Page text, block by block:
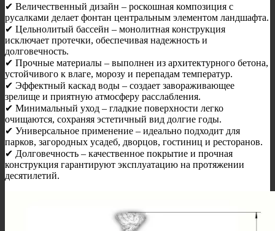
✔ Величественный дизайн – роскошная композиция с
русалками делает фонтан центральным элементом ландшафта.
✔ Цельнолитый бассейн – монолитная конструкция
исключает протечки, обеспечивая надежность и
долговечность.
✔ Прочные материалы – выполнен из архитектурного бетона,
устойчивого к влаге, морозу и перепадам температур.
✔ Эффектный каскад воды – создает завораживающее
зрелище и приятную атмосферу расслабления.
✔ Минимальный уход – гладкие поверхности легко
очищаются, сохраняя эстетичный вид долгие годы.
✔ Универсальное применение – идеально подходит для
парков, загородных усадеб, дворцов, гостиниц и ресторанов.
✔ Долговечность – качественное покрытие и прочная
конструкция гарантируют эксплуатацию на протяжении
десятилетий.